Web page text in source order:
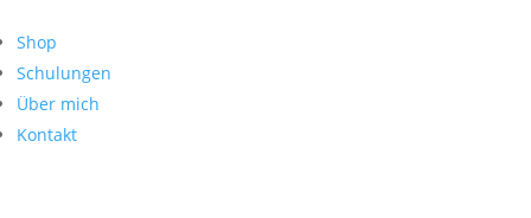
Shop
Schulungen
Über mich
Kontakt
nach:
Archive
Kontakt
Impressum
Datenschutz